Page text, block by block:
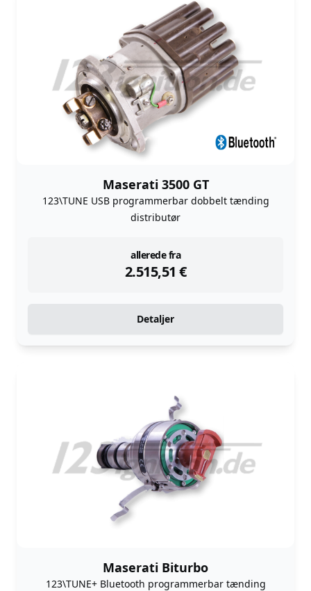
Maserati 3500 GT
123\TUNE USB programmerbar dobbelt tænding
distributør
allerede fra
2.515,51 €
instock
Detaljer
Maserati Biturbo
123\TUNE+ Bluetooth programmerbar tænding